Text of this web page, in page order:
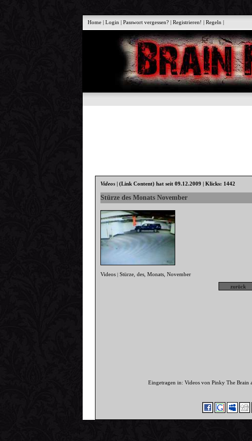
Home |Login |Passwort vergessen? |Registrieren! |Regeln |
Videos |(Link Content) hat seit 09.12.2009 | Klicks: 1442
Stürze des Monats November
Videos |Stürze ,des ,Monats ,November
Eingetragen in: Videos von Pinky The Brain